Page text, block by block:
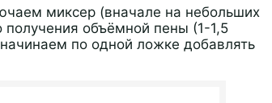
миксер (вначале на небольших
объёмной пены (1-1,5
по одной ложке добавлять